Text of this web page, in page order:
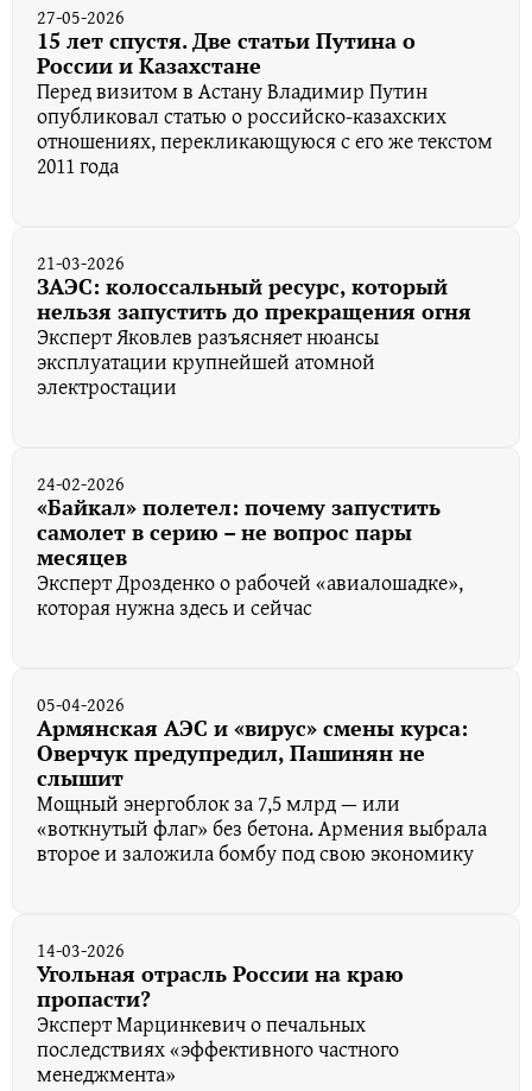
27-05-2026
15 лет спустя. Две статьи Путина о
России и Казахстане
Перед визитом в Астану Владимир Путин
опубликовал статью о российско-казахских
отношениях, перекликающуюся с его же текстом
2011 года
21-03-2026
ЗАЭС: колоссальный ресурс, который
нельзя запустить до прекращения огня
Эксперт Яковлев разъясняет нюансы
эксплуатации крупнейшей атомной
электростации
24-02-2026
«Байкал» полетел: почему запустить
самолет в серию – не вопрос пары
месяцев
Эксперт Дрозденко о рабочей «авиалошадке»,
которая нужна здесь и сейчас
05-04-2026
Армянская АЭС и «вирус» смены курса:
Оверчук предупредил, Пашинян не
слышит
Мощный энергоблок за 7,5 млрд — или
«воткнутый флаг» без бетона. Армения выбрала
второе и заложила бомбу под свою экономику
14-03-2026
Угольная отрасль России на краю
пропасти?
Эксперт Марцинкевич о печальных
последствиях «эффективного частного
менеджмента»